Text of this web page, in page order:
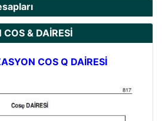
& DAİRESİ
COS Q DAİRESİ